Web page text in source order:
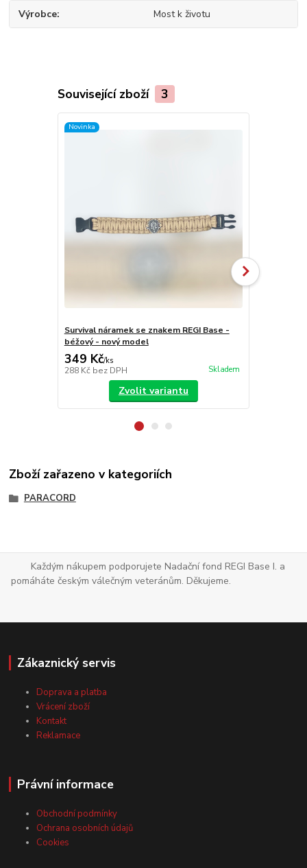
Výrobce Most k životu
Související zboží 3
Novinka
Survival náramek se znakem REGI Base -
béžový - nový model
349 Kč/ks
288 Kč bez DPH Skladem
Zvolit variantu
Zboží zařazeno v kategoriích
PARACORD
Každým nákupem podporujete Nadační fond REGI Base I. a
pomáháte českým válečným veteránům. Děkujeme.
Zákaznický servis
Doprava a platba
Vrácení zboží
Kontakt
Reklamace
Právní informace
Obchodní podmínky
Ochrana osobních údajů
Cookies